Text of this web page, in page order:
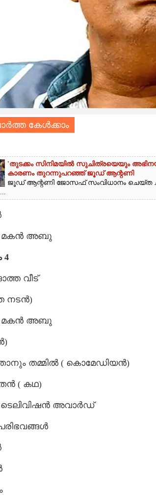
കേൾക്കാം
'തുടക്കം സിനിമയിൽ സുചിത്രയെയും
കാരണം തുറന്നുപറഞ്ഞ് ജൂഡ് ആന്റണി
ജൂഡ് ആന്റണി ജോസഫ് സംവിധാനം ചെയ്ത
മകൻ അബു
4
വീട്
നടൻ)
മകൻ അബു
തമ്മിൽ ( കൊമേഡിയൻ)
( കഥ)
അവാർഡ്